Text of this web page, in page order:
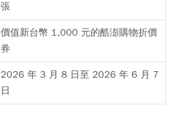
張
價值新台幣 1,000 元的酷澎購物折價
券
2026 年 3 月 8 日至 2026 年 6 月 7
日